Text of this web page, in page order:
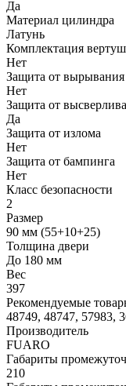
Да
Материал цилиндра
Латунь
Комплектация
Нет
Защита от вырывания
Нет
Защита от
Да
Защита от излома
Нет
Защита от бампинга
Нет
Класс безопасности
2
Размер
90 мм (55+10+25)
Толщина двери
До 180 мм
Вес
397
Рекомендуемые
48749, 48747, 57983,
Производитель
FUARO
Габариты
210